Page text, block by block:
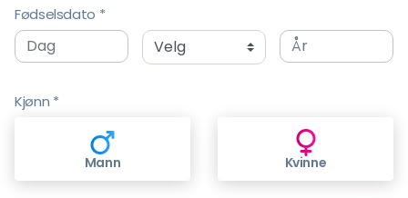
Fødselsdato
Kjønn
Mann Kvinne